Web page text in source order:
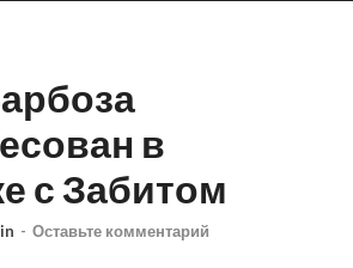
в
с Забитом
- Оставьте комментарий